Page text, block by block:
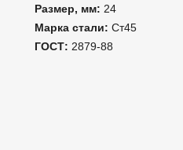
Размер, мм: 24
Марка стали: Ст45
ГОСТ: 2879-88